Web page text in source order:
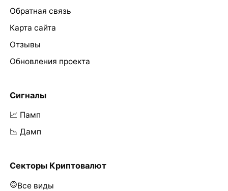
Обратная связь
Карта сайта
Отзывы
Обновления проекта
Сигналы
📈 Памп
📉 Дамп
Секторы Криптовалют
Все виды